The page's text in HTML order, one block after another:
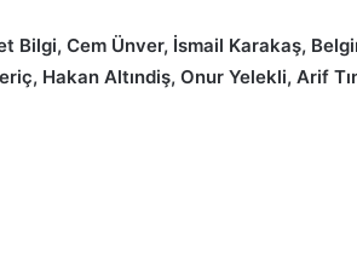
Bilgi, Cem Ünver, İsmail Karakaş,
Hakan Altındiş, Onur Yelekli, Arif